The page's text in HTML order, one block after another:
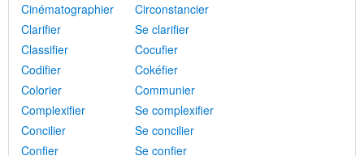
Cinématographier
Circonstancier
Clarifier
Se clarifier
Classifier
Cocufier
Codifier
Cokéfier
Colorier
Communier
Complexifier
Se complexifier
Concilier
Se concilier
Confier
Se confier